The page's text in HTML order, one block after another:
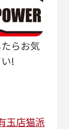
らお気
!
玉店猫派